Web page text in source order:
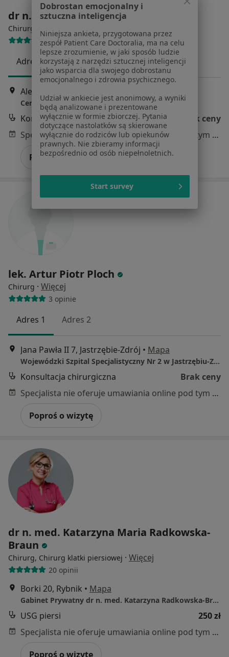
dr n. med. Grzegorz Biolik
Chirurg, Chirurg naczyniowy, Flebolog
14 opinii
Adres 1 Adres 2
Aleja Zjednoczonej Europy 37, Żory
Centrum Medyczne Provita Żory
Konsultacja chirurgiczna
Brak ceny
Specjalista nie oferuje umawiania online pod tym adresem.
Poproś o wizytę
lek. Artur Piotr Ploch
Chirurg · Więcej
3 opinie
Adres 1 Adres 2
Jana Pawła II 7, Jastrzębie-Zdrój • Mapa
Wojewódzki Szpital Specjalistyczny Nr 2 w Jastrzębiu-Zdroju
Konsultacja chirurgiczna
Brak ceny
Specjalista nie oferuje umawiania online pod tym adresem.
Poproś o wizytę
dr n. med. Katarzyna Maria Radkowska-
Braun
Chirurg, Chirurg klatki piersiowej · Więcej
20 opinii
Borki 20, Rybnik • Mapa
Gabinet Prywatny dr n. med. Katarzyna Radkowska-Braun
USG piersi
250 zł
Specjalista nie oferuje umawiania online pod tym adresem.
Poproś o wizytę
Dobrostan emocjonalny i
sztuczna inteligencja
Niniejsza ankieta, przygotowana przez
zespół Patient Care Doctoralia, ma na celu
lepsze zrozumienie, w jaki sposób ludzie
korzystają z narzędzi sztucznej inteligencji
jako wsparcia dla swojego dobrostanu
emocjonalnego i zdrowia psychicznego.
Udział w ankiecie jest anonimowy, a wyniki
będą analizowane i prezentowane
wyłącznie w formie zbiorczej. Pytania
dotyczące nastolatków są skierowane
wyłącznie do rodziców lub opiekunów
prawnych. Nie zbieramy informacji
bezpośrednio od osób niepełnoletnich.
Start survey